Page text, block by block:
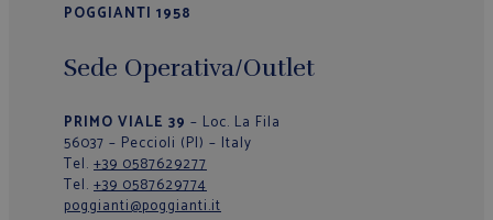
POGGIANTI 1958
Sede Operativa/Outlet
PRIMO VIALE 39 – Loc. La Fila
56037 – Peccioli (PI) – Italy
Tel. +39 0587629277
Tel. +39 0587629774
poggianti@poggianti.it